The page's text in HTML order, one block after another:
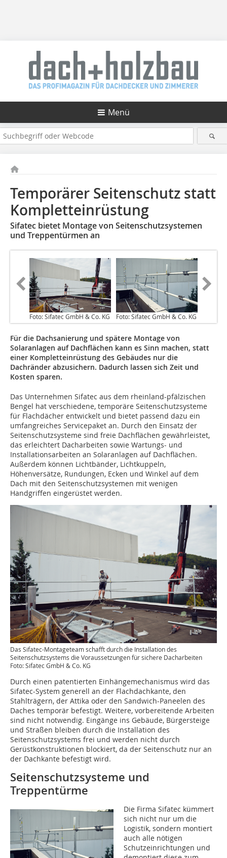
Menü
Temporärer Seitenschutz statt
Kompletteinrüstung
Sifatec bietet Montage von Seitenschutzsystemen
und Treppentürmen an
Foto: Sifatec GmbH & Co. KG Foto: Sifatec GmbH & Co. KG
​Für die Dachsanierung und spätere Montage von
Solaranlagen auf Dachflächen kann es Sinn machen, statt
einer Kompletteinrüstung des Gebäudes nur die
Dachränder abzusichern. Dadurch lassen sich Zeit und
Kosten sparen.
Das Unternehmen Sifatec aus dem rheinland-pfälzischen
Bengel hat verschiedene, temporäre Seitenschutzsysteme
für Flachdächer entwickelt und bietet passend dazu ein
umfangreiches Servicepaket an. Durch den Einsatz der
Seitenschutzsysteme sind freie Dachflächen gewährleistet,
das erleichtert Dacharbeiten sowie Wartungs- und
Installationsarbeiten an Solaranlagen auf Dachflächen.
Außerdem können Lichtbänder, Lichtkuppeln,
Höhenversätze, Rundungen, Ecken und Winkel auf dem
Dach mit den Seitenschutzsystemen mit wenigen
Handgriffen eingerüstet werden.
Das Sifatec-Montageteam schafft durch die Installation des
Seitenschutzsystems die Voraussetzungen für sichere Dacharbeiten
Foto: Sifatec GmbH & Co. KG
Durch einen patentierten Einhängemechanismus wird das
Sifatec-System generell an der Flachdachkante, den
Stahlträgern, der Attika oder den Sandwich-Paneelen des
Daches temporär befestigt. ​Weitere, vorbereitende Arbeiten
sind nicht notwendig. Eingänge ins Gebäude, Bürgersteige
und Straßen bleiben durch die Installation des
Seitenschutzsystems frei und werden nicht durch
Gerüstkonstruktionen blockiert, da der Seitenschutz nur an
der Dachkante befestigt wird.
Seitenschutzsysteme und
Treppentürme
Die Firma Sifatec kümmert
sich nicht nur um die
Logistik, sondern montiert
auch alle nötigen
Schutzeinrichtungen und